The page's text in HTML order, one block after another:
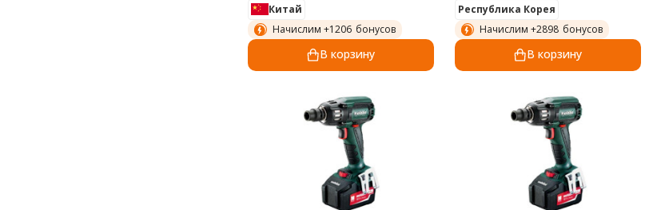
Китай
Начислим +1206 бонусов
В корзину
Республика Корея
Начислим +2898 бонусов
В корзину